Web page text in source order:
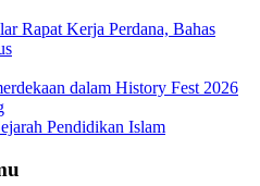
Rapat Kerja Perdana, Bahas
dalam History Fest 2026
Pendidikan Islam